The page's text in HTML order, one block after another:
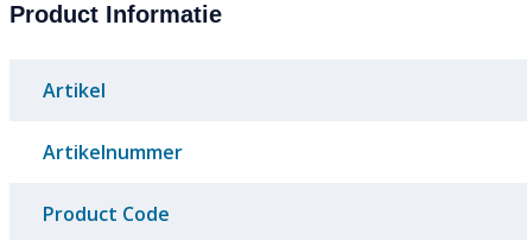
Product Informatie
Artikel
Artikelnummer
Product Code